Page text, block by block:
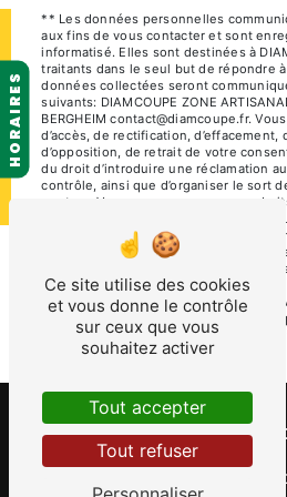
** Les données personnelles
aux fins de vous contacter et sont
informatisé. Elles sont destinées à
traitants dans le seul but de répondre
données collectées seront
suivants: DIAMCOUPE ZONE
BERGHEIM contact@diamcoupe.fr.
d’accès, de rectification,
d’opposition, de retrait de votre
du droit d’introduire une réclamation
contrôle, ainsi que d’organiser le sort
mortem. Vous pouvez exercer ces
l'adresse ZONE ARTISANALE DU
par courrier électronique à l'adresse
justificatif d'identité pourra vous être
vos données pendant la période de
la durée de prescription légale aux
des contentieux. Vous avez le droit
d'opposition au démarchage
adresse: Bloctel.gouv.fr. Consultez le
d’informations sur vos droits.
Recherches
- 2026 - Tous
HORAIRES
Ce site utilise des cookies
et vous donne le contrôle
sur ceux que vous
souhaitez activer
Tout accepter
Tout refuser